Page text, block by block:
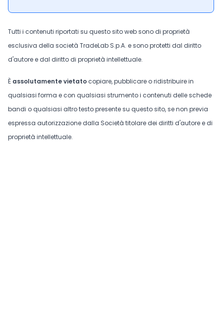
Tutti i contenuti riportati su questo sito web sono di proprietà
esclusiva della società TradeLab S.p.A. e sono protetti dal diritto
d'autore e dal diritto di proprietà intellettuale.
È assolutamente vietato copiare, pubblicare o ridistribuire in
qualsiasi forma e con qualsiasi strumento i contenuti delle schede
bandi o qualsiasi altro testo presente su questo sito, se non previa
espressa autorizzazione dalla Società titolare dei diritti d'autore e di
proprietà intellettuale.